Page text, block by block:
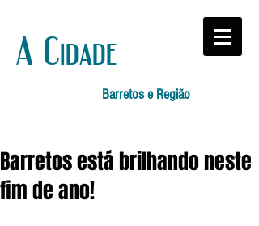
A Cidade
Barretos e Região
Barretos está brilhando neste
fim de ano!